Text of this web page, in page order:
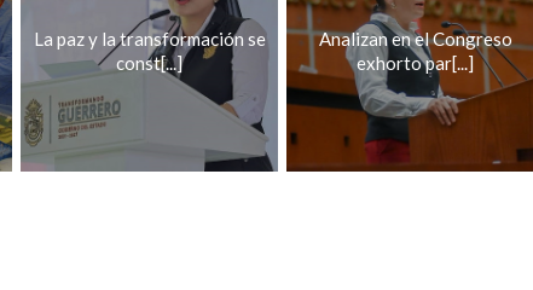
La paz y la transformación se
const[...]
Analizan en el Congreso
exhorto par[...]